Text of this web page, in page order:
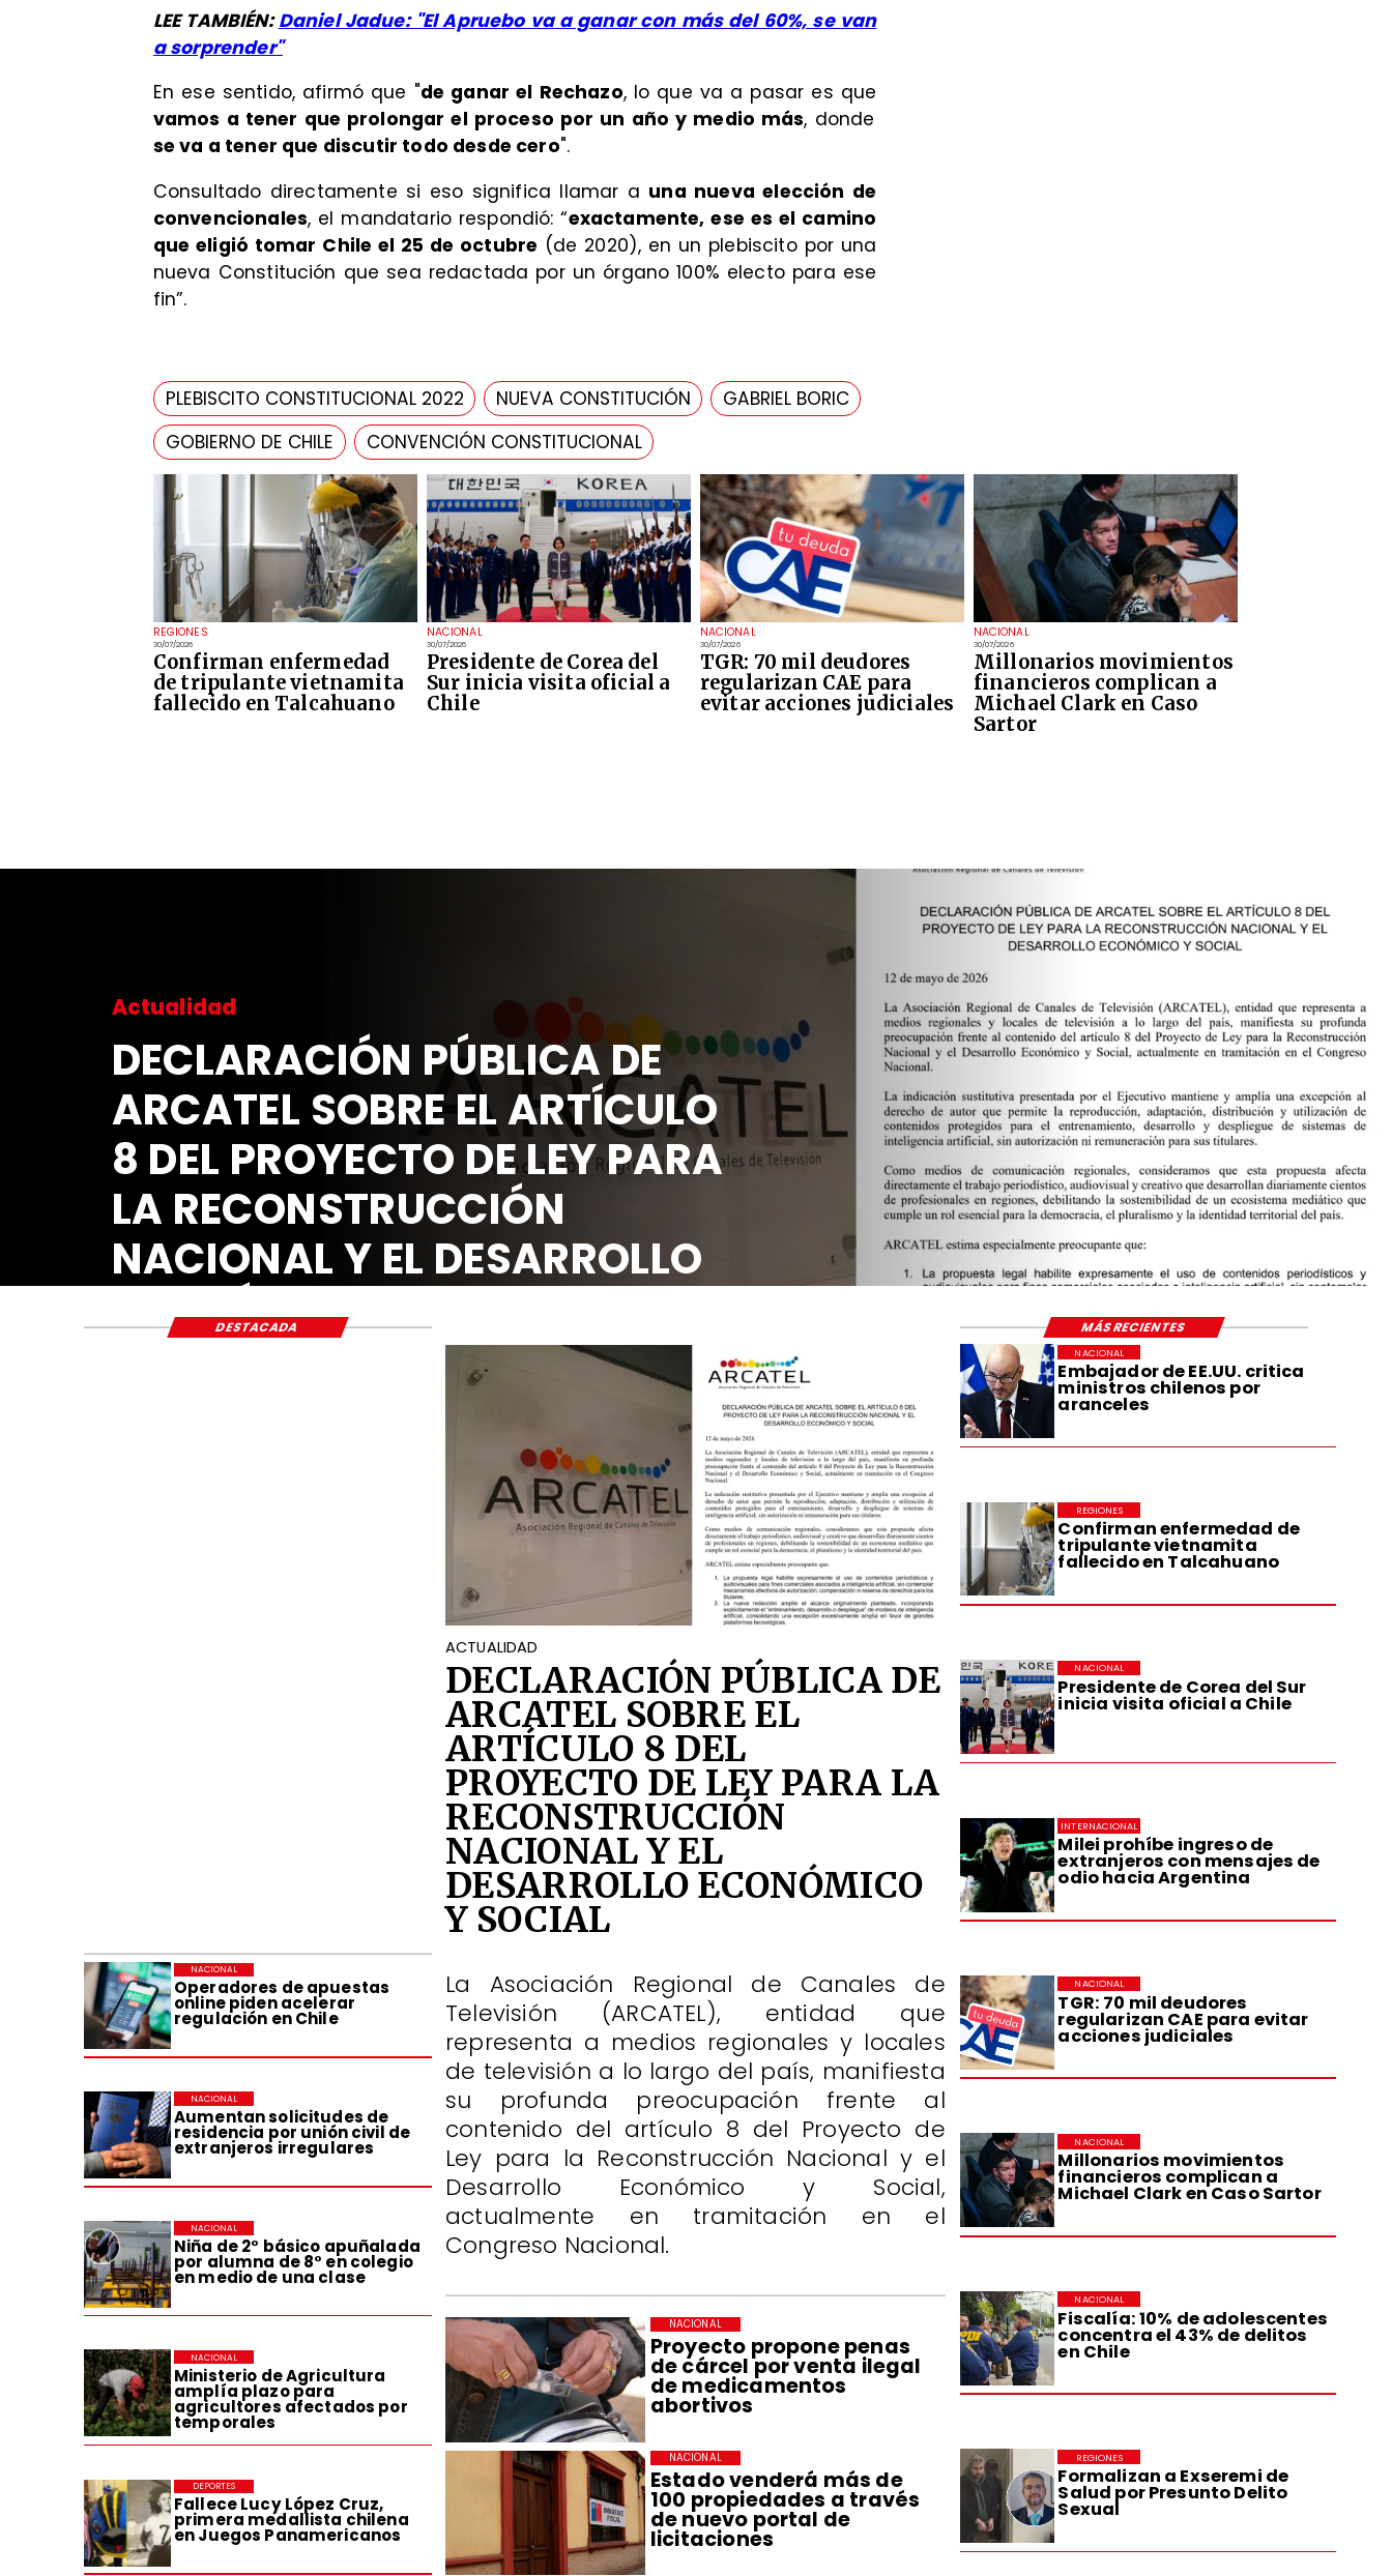
REGIONES
30/07/2026
Confirman enfermedad
de tripulante vietnamita
fallecido en Talcahuano
NACIONAL
30/07/2026
Presidente de Corea del
Sur inicia visita oficial a
Chile
NACIONAL
30/07/2026
TGR: 70 mil deudores
regularizan CAE para
evitar acciones judiciales
NACIONAL
30/07/2026
Millonarios movimientos
financieros complican a
Michael Clark en Caso
Sartor
LEE TAMBIÉN:Daniel Jadue: "El Apruebo va a ganar con más del 60%, se van
a sorprender"
En ese sentido, afirmó que "de ganar el Rechazo, lo que va a pasar es que
vamos a tener que prolongar el proceso por un año y medio más, donde
se va a tener que discutir todo desde cero".
Consultado directamente si eso significa llamar a una nueva elección de
convencionales, el mandatario respondió: “exactamente, ese es el camino
que eligió tomar Chile el 25 de octubre (de 2020), en un plebiscito por una
nueva Constitución que sea redactada por un órgano 100% electo para ese
fin”.
PLEBISCITO CONSTITUCIONAL 2022 NUEVA CONSTITUCIÓN
GABRIEL BORIC
GOBIERNO DE CHILE
CONVENCIÓN CONSTITUCIONAL
Actualidad
DECLARACIÓN PÚBLICA DE
ARCATEL SOBRE EL ARTÍCULO
8 DEL PROYECTO DE LEY PARA
LA RECONSTRUCCIÓN
NACIONAL Y EL DESARROLLO
ECONÓMICO Y SOCIAL
Embajador de EE.UU. critica
ministros chilenos por
aranceles
NACIONAL
Confirman enfermedad de
tripulante vietnamita
fallecido en Talcahuano
REGIONES
Presidente de Corea del Sur
inicia visita oficial a Chile
NACIONAL
Milei prohíbe ingreso de
extranjeros con mensajes de
odio hacia Argentina
INTERNACIONAL
TGR: 70 mil deudores
regularizan CAE para evitar
acciones judiciales
NACIONAL
Millonarios movimientos
financieros complican a
Michael Clark en Caso Sartor
NACIONAL
Fiscalía: 10% de adolescentes
concentra el 43% de delitos
en Chile
NACIONAL
Formalizan a Exseremi de
Salud por Presunto Delito
Sexual
REGIONES
Operadores de apuestas
online piden acelerar
regulación en Chile
NACIONAL
Aumentan solicitudes de
residencia por unión civil de
extranjeros irregulares
NACIONAL
Niña de 2° básico apuñalada
por alumna de 8° en colegio
en medio de una clase
NACIONAL
Ministerio de Agricultura
amplía plazo para
agricultores afectados por
temporales
NACIONAL
Fallece Lucy López Cruz,
primera medallista chilena
en Juegos Panamericanos
DEPORTES
Proyecto propone penas
de cárcel por venta ilegal
de medicamentos
abortivos
NACIONAL
Estado venderá más de
100 propiedades a través
de nuevo portal de
licitaciones
NACIONAL
ACTUALIDAD
DECLARACIÓN PÚBLICA DE
ARCATEL SOBRE EL
ARTÍCULO 8 DEL
PROYECTO DE LEY PARA LA
RECONSTRUCCIÓN
NACIONAL Y EL
DESARROLLO ECONÓMICO
Y SOCIAL
La Asociación Regional de Canales de
Televisión (ARCATEL), entidad que
representa a medios regionales y locales
de televisión a lo largo del país, manifiesta
su profunda preocupación frente al
contenido del artículo 8 del Proyecto de
Ley para la Reconstrucción Nacional y el
Desarrollo Económico y Social,
actualmente en tramitación en el
Congreso Nacional.
DESTACADA MÁS RECIENTES